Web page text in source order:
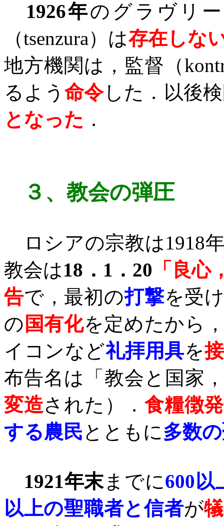
1926年のグラヴリ
（tsenzura）は存在しな
地方機関は，監督（
るよう 命令した．以後
となった ．
３、教会の弾圧
ロシアの宗教は1918
教会は18 ． 1 ． 20 「良
告で，最初の打撃を受
の 国有化を定めたから
イコンなど礼拝用具を
布告名は「教会と国家
変造された）．食糧徴
する農民とともに多数
1921年末までに600以
以上の聖職者と信者が